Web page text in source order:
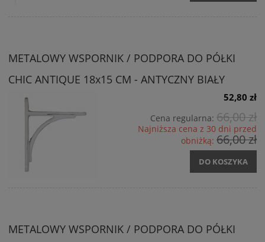
METALOWY WSPORNIK / PODPORA DO PÓŁKI
CHIC ANTIQUE 18x15 CM - ANTYCZNY BIAŁY
52,80 zł
Cena regularna: 66,00 zł
Najniższa cena z 30 dni przed
obniżką: 66,00 zł
DO KOSZYKA
METALOWY WSPORNIK / PODPORA DO PÓŁKI